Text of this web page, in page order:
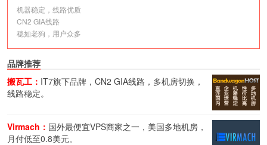
机器稳定，线路优质
CN2 GIA线路
稳如老狗，用户众多
品牌推荐
搬瓦工： IT7旗下品牌，CN2 GIA线路，多机房切换，
线路稳定。
Virmach： 国外最便宜VPS商家之一，美国多地机房，
月付低至0.8美元。